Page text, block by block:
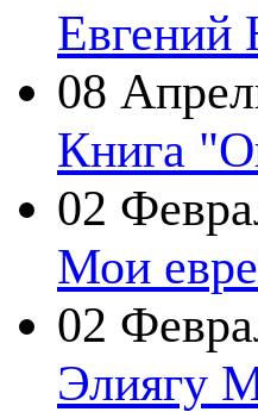
Евгений
08
Книга
02
Мои
02
Элиягу